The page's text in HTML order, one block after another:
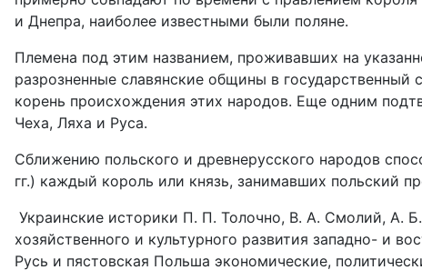
и Днепра, наиболее известными были поляне.
Племена под этим названием, проживавших на
разрозненные славянские общины в
корень происхождения этих народов. Еще одним
Чеха, Ляха и Руса.
Сближению польского и древнерусского народов
гг.) каждый король или князь, занимавших польский
Украинские историки П. П. Толочно, В. А. Смолий, А.
хозяйственного и культурного развития западно- и
Русь и пястовская Польша экономические,